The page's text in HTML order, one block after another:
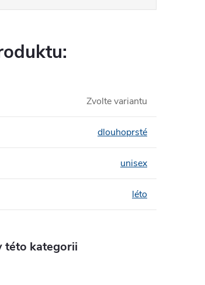
Zvolte variantu
dlouhoprsté
unisex
léto
této kategorii